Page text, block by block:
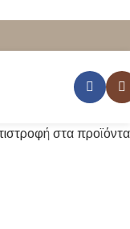
στα προϊόντα